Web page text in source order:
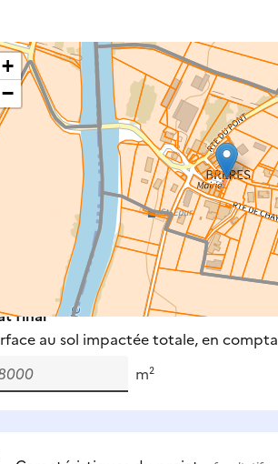
+
−Saisissez les surfaces aménagées par
Surfaces à prendre en compte : bâti,
et bassins — impacts définitifs
impacts
au sol nouvellement impactée
m²
final
au sol impactée totale, en
m²